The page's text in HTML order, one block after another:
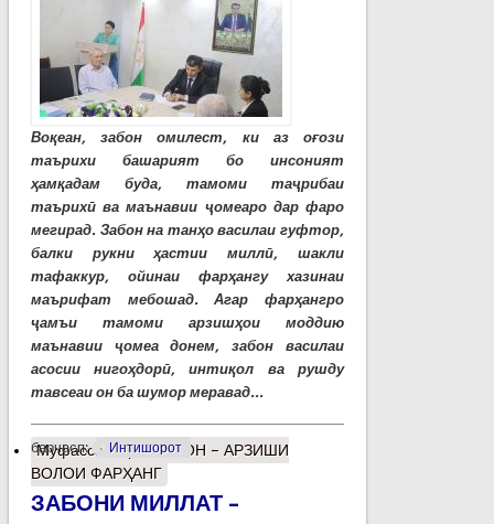
Воқеан, забон омилест, ки аз оғози
таърихи башарият бо инсоният
ҳамқадам буда, тамоми таҷрибаи
таърихӣ ва маънавии ҷомеаро дар фаро
мегирад. Забон на танҳо василаи гуфтор,
балки рукни ҳастии миллӣ, шакли
тафаккур, ойинаи фарҳангу хазинаи
маърифат мебошад. Агар фарҳангро
ҷамъи тамоми арзишҳои моддию
маънавии ҷомеа донем, забон василаи
асосии нигоҳдорӣ, интиқол ва рушду
тавсеаи он ба шумор меравад...
барчасп: Интишорот
Муфассалтаро ЗАБОН – АРЗИШИ
ВОЛОИ ФАРҲАНГ
ЗАБОНИ МИЛЛАТ –